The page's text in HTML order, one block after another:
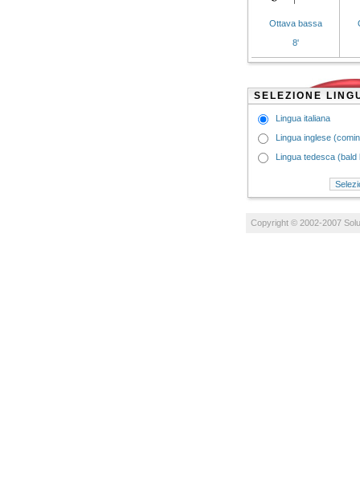
Ottava bassa
8'
SELEZIONE
Lingua italiana
Lingua inglese
Lingua tedesca (bald
Copyright © 2002-2007